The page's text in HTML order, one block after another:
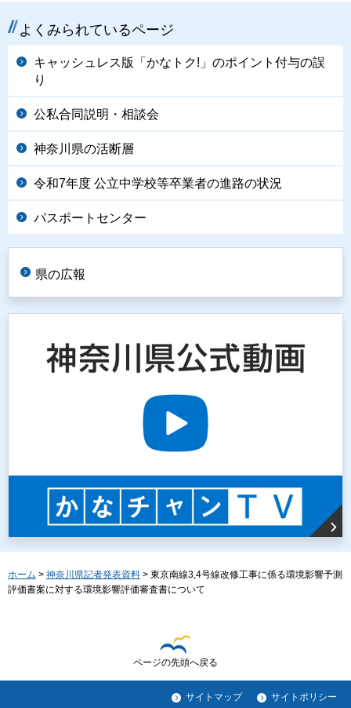
よくみられているページ
キャッシュレス版「かなトク!」のポイント付与の誤
り
公私合同説明・相談会
神奈川県の活断層
令和7年度 公立中学校等卒業者の進路の状況
パスポートセンター
県の広報
ホーム > 神奈川県記者発表資料 > 東京南線3,4号線改修工事に係る環境影響予測
評価書案に対する環境影響評価審査書について
ページの先頭へ戻る
サイトマップ サイトポリシー